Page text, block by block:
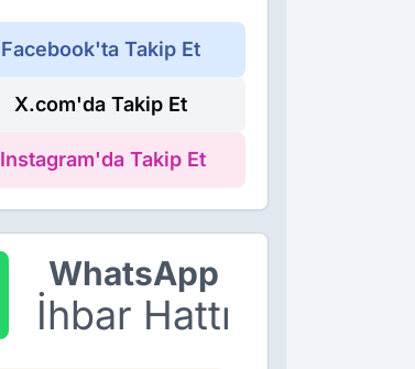
Facebook'ta Takip Et
X.com'da Takip Et
Instagram'da Takip Et
WhatsApp
İhbar Hattı